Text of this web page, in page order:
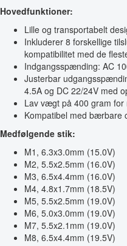
Hovedfunktioner:
Lille og transportabelt
Inkluderer 8 forskellige
kompatibilitet med de
Indgangsspænding: AC
Justerbar
4.5A og DC 22/24V med
Lav vægt på 400 gram for
Kompatibel med bærbare
Medfølgende stik:
M1, 6.3x3.0mm (15.0V)
M2, 5.5x2.5mm (16.0V)
M3, 6.5x4.4mm (16.0V)
M4, 4.8x1.7mm (18.5V)
M5, 5.5x2.5mm (19.0V)
M6, 5.0x3.0mm (19.0V)
M7, 5.5x2.1mm (19.0V)
M8, 6.5x4.4mm (19.5V)